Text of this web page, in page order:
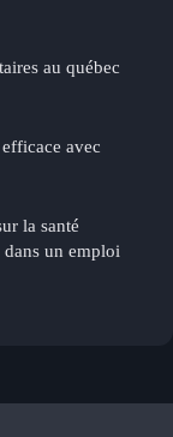
au québec
avec
la santé
un emploi